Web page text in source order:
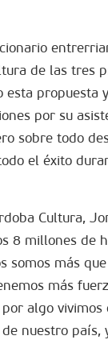
de las tres
esta propuesta
por su
sobre todo
el éxito
Cultura,
8 millones de
somos más
más
algo vivimos
nuestro país,